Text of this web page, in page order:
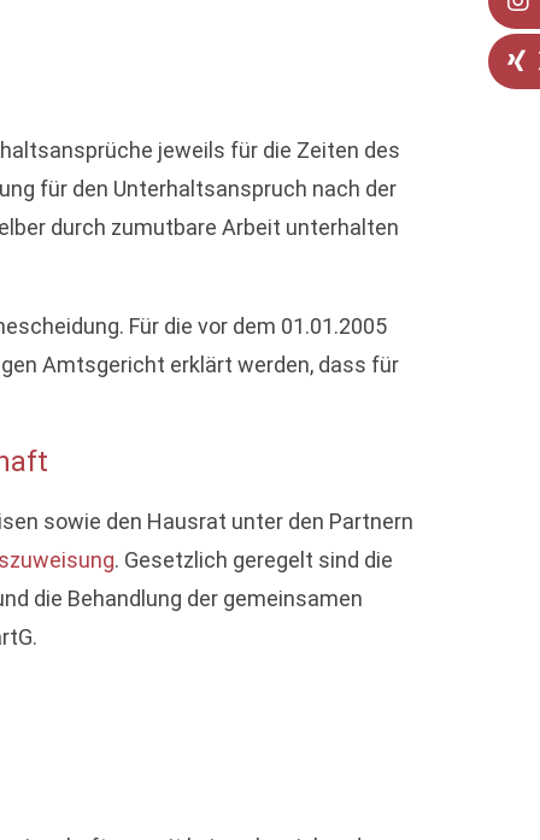
jeweils für die Zeiten des
für den Unterhaltsanspruch nach der
durch zumutbare Arbeit unterhalten
Für die vor dem 01.01.2005
Amtsgericht erklärt werden, dass für
sowie den Hausrat unter den Partnern
. Gesetzlich geregelt sind die
die Behandlung der gemeinsamen